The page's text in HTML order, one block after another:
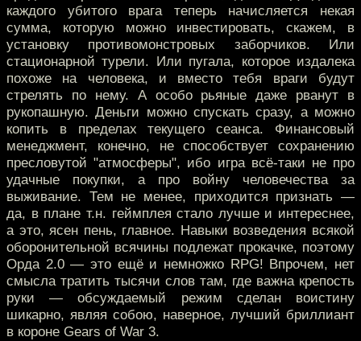
каждого убитого врага теперь начисляется некая
сумма, которую можно инвестировать, скажем, в
установку противомонстровых заборчиков. Или
стационарной турели. Или пугала, которое издалека
похоже на человека, и вместо тебя враги будут
стрелять по нему. А особо рьяные даже рванут в
рукопашную. Деньги можно спускать сразу, а можно
копить в пределах текущего сеанса. Финансовый
менеджмент, конечно, не способствует сохранению
пресловутой "атмосферы", ибо игра всё-таки не про
удачные покупки, а про войну человечества за
выживание. Тем не менее, приходится признать —
да, в плане т.н. геймплея стало лучше и интереснее,
а это, ясен пень, главное. Навыки возведения всякой
оборонительной всячины подлежат прокачке, поэтому
Орда 2.0 — это ещё и немножко RPG! Впрочем, нет
смысла тратить тысячи слов там, где важна крепость
руки — обсуждаемый режим сделан воистину
шикарно, являя собою, наверное, лучший бриллиант
в короне Gears of War 3.